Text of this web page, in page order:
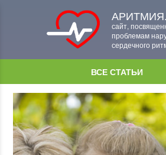
сайт,
проблемам
сердечного
ВСЕ СТАТЬИ